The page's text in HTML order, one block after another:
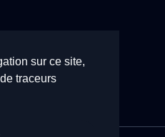
sur ce site,
traceurs